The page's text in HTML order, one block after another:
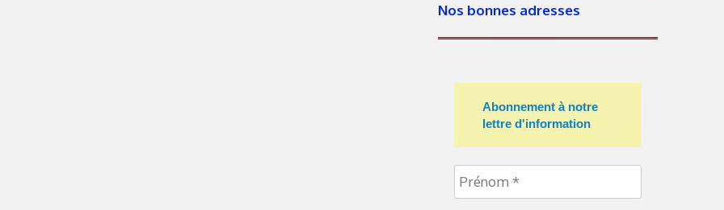
Nos bonnes adresses
Abonnement à notre
lettre d'information